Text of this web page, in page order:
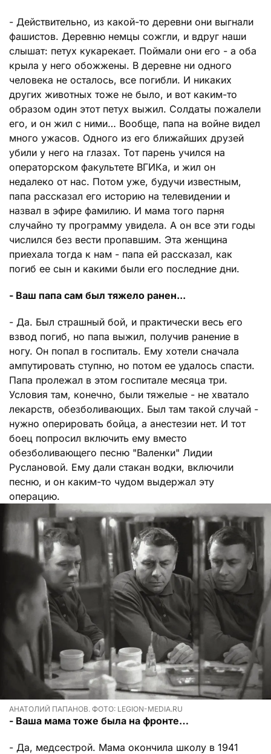
- Действительно, из какой-то деревни они выгнали
фашистов. Деревню немцы сожгли, и вдруг наши
слышат: петух кукарекает. Поймали они его - а оба
крыла у него обожжены. В деревне ни одного
человека не осталось, все погибли. И никаких
других животных тоже не было, и вот каким-то
образом один этот петух выжил. Солдаты пожалели
его, и он жил с ними… Вообще, папа на войне видел
много ужасов. Одного из его ближайших друзей
убили у него на глазах. Тот парень учился на
операторском факультете ВГИКа, и жил он
недалеко от нас. Потом уже, будучи известным,
папа рассказал его историю на телевидении и
назвал в эфире фамилию. И мама того парня
случайно ту программу увидела. А он все эти годы
числился без вести пропавшим. Эта женщина
приехала тогда к нам - папа ей рассказал, как
погиб ее сын и какими были его последние дни.
- Ваш папа сам был тяжело ранен...
- Да. Был страшный бой, и практически весь его
взвод погиб, но папа выжил, получив ранение в
ногу. Он попал в госпиталь. Ему хотели сначала
ампутировать ступню, но потом ее удалось спасти.
Папа пролежал в этом госпитале месяца три.
Условия там, конечно, были тяжелые - не хватало
лекарств, обезболивающих. Был там такой случай -
нужно оперировать бойца, а анестезии нет. И тот
боец попросил включить ему вместо
обезболивающего песню "Валенки" Лидии
Руслановой. Ему дали стакан водки, включили
песню, и он каким-то чудом выдержал эту
операцию.
АНАТОЛИЙ ПАПАНОВ. ФОТО: LEGION-MEDIA.RU
- Ваша мама тоже была на фронте…
- Да, медсестрой. Мама окончила школу в 1941